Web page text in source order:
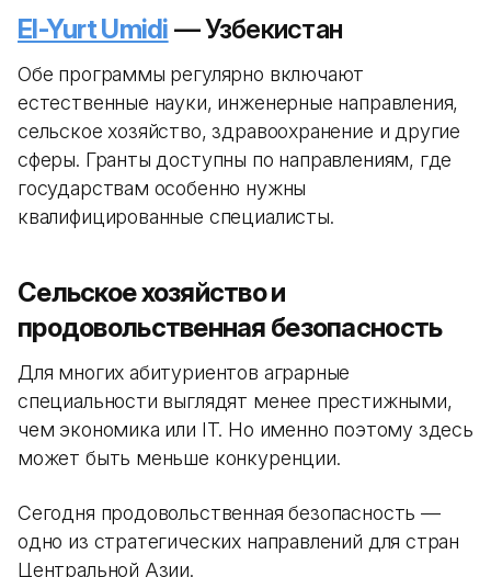
El-Yurt Umidi — Узбекистан
Обе программы регулярно включают
естественные науки, инженерные направления,
сельское хозяйство, здравоохранение и другие
сферы. Гранты доступны по направлениям, где
государствам особенно нужны
квалифицированные специалисты.
Сельское хозяйство и
продовольственная безопасность
Для многих абитуриентов аграрные
специальности выглядят менее престижными,
чем экономика или IT. Но именно поэтому здесь
может быть меньше конкуренции.
Сегодня продовольственная безопасность —
одно из стратегических направлений для стран
Центральной Азии.